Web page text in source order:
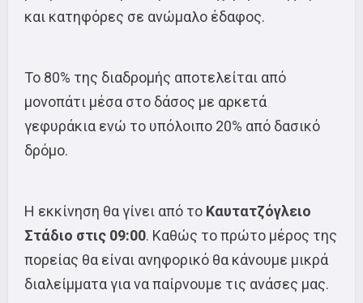
και κατηφόρες σε ανώμαλο έδαφος.
Το 80% της διαδρομής αποτελείται από
μονοπάτι μέσα στο δάσος με αρκετά
γεφυράκια ενώ το υπόλοιπο 20% από δασικό
δρόμο.
Η εκκίνηση θα γίνει από το Καυτατζόγλειο
Στάδιο στις 09:00. Καθώς το πρώτο μέρος της
πορείας θα είναι ανηφορικό θα κάνουμε μικρά
διαλείμματα για να παίρνουμε τις ανάσες μας.